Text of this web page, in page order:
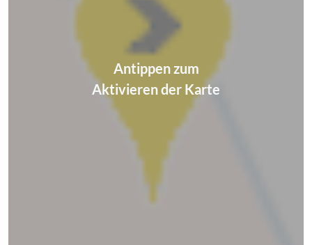
Antippen zum
Aktivieren der Karte